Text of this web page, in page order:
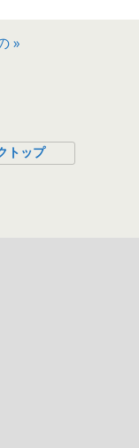
»
トップ